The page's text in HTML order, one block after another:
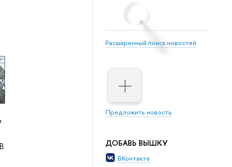
Расширенный поиск новостей
Предложить новость
ДОБАВЬ ВЫШКУ
ВКонтакте